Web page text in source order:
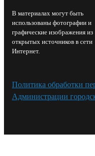
В материалах могут быть
использованы фотографии и
графические изображения из
открытых источников в сети
Интернет.
Политика обработки
Администрации